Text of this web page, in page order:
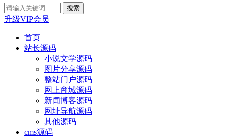
升级VIP会员
首页
站长源码
小说文学源码
图片分享源码
整站门户源码
网上商城源码
新闻博客源码
网址导航源码
其他源码
cms源码